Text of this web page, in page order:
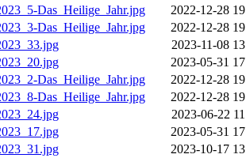
Das_Heilige_Jahr.jpg
2022-12-28
Das_Heilige_Jahr.jpg
2022-12-28
2023-11-08
2023-05-31
Das_Heilige_Jahr.jpg
2022-12-28
Das_Heilige_Jahr.jpg
2022-12-28
2023-06-22
2023-05-31
2023-10-17